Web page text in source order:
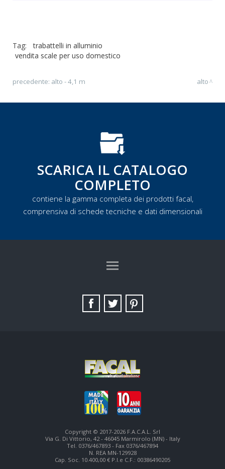
Tag:
trabattelli in alluminio
vendita scale per uso domestico
precedente: alto - 4,1 m alto
SCARICA IL CATALOGO
COMPLETO
contiene la gamma completa dei prodotti facal,
comprensiva di schede tecniche e dati dimensionali
SITE MAP
Copyright © 2017-2026 F.A.C.A.L. Srl
Via G. Di Vittorio, 42 - 46045 Marmirolo (MN) - Italy
Tel. 0376/467893 - Fax 0376/467894
N. REA MN-129928
Cap. Soc. 10.400,00 € P.I.e C.F.: 00386490205